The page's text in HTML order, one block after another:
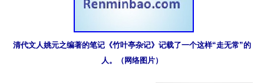
清代文人姚元之编著的笔记《竹叶亭杂记》记载了一个这样“走无常”的
人。（网络图片）